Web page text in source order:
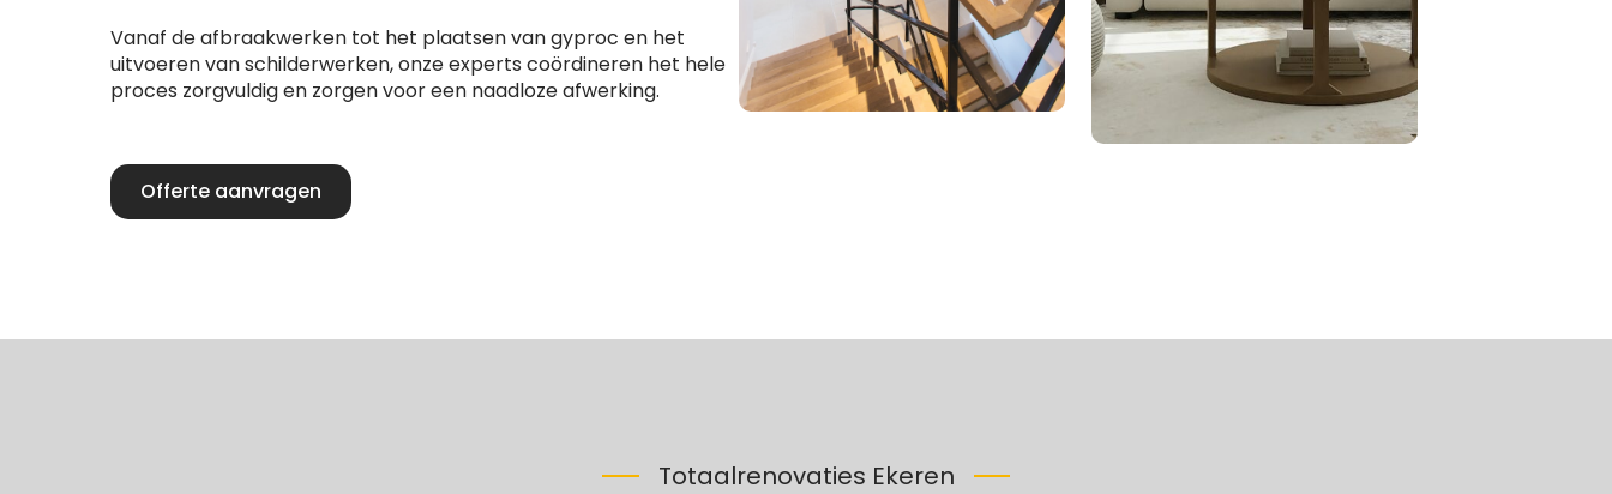
Vanaf de afbraakwerken tot het plaatsen van gyproc en het
uitvoeren van schilderwerken, onze experts coördineren het hele
proces zorgvuldig en zorgen voor een naadloze afwerking.
Offerte aanvragen
Totaalrenovaties Ekeren